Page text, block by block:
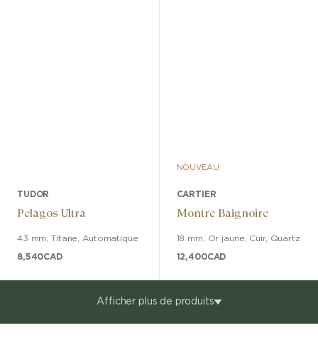
TUDOR
Pelagos Ultra
43 mm ,Titane Automatique
8,540CAD
NOUVEAU
CARTIER
Montre Baignoire
18 mm Or jaune Cuir, Quartz
12,400CAD
Afficher plus de produits